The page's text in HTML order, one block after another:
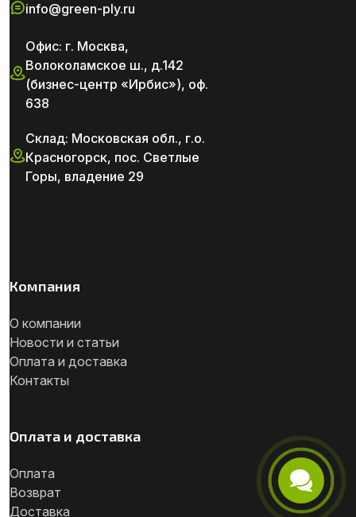
info@green-ply.ru
Офис: г. Москва,
Волоколамское ш., д.142
(бизнес-центр «Ирбис»), оф.
638
Склад: Московская обл., г.о.
Красногорск, пос. Светлые
Горы, владение 29
Компания
О компании
Новости и статьи
Оплата и доставка
Контакты
Оплата и доставка
Оплата
Возврат
Доставка